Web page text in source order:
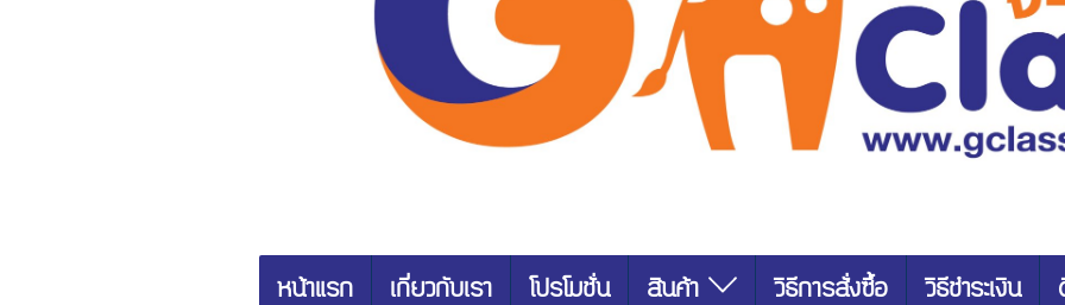
หน้าแรก เกี่ยวกับเรา โปรโมชั่น สินค้า วิธีการสั่งซื้อ วิธีชำระเงิน